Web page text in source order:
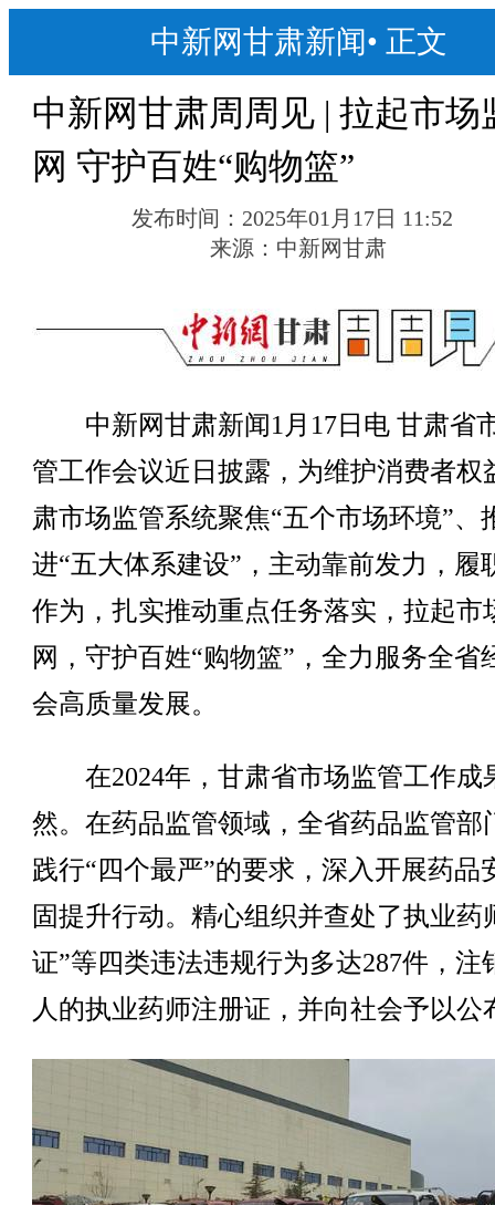
中新网甘肃新闻• 正文
中新网甘肃周周见 | 拉起市场
网 守护百姓“购物篮”
发布时间： 2025年01月17日 11:52
来源： 中新网甘肃
中新网甘肃新闻1月17日电 甘肃省
管工作会议近日披露，为维护消费者权
肃市场监管系统聚焦“五个市场环境”、
进“五大体系建设”，主动靠前发力，履
作为，扎实推动重点任务落实，拉起市
网，守护百姓“购物篮”，全力服务全省
会高质量发展。
在2024年，甘肃省市场监管工作成
然。在药品监管领域，全省药品监管部
践行“四个最严”的要求，深入开展药品
固提升行动。精心组织并查处了执业药
证”等四类违法违规行为多达287件，注
人的执业药师注册证，并向社会予以公